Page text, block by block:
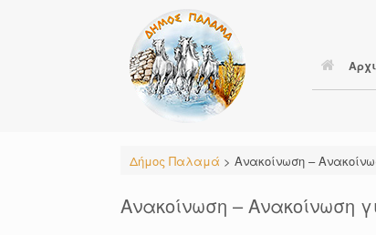
Δήμος Παλαμά > Ανακοίνωση –
Ανακοίνωση – Ανακοίνωση